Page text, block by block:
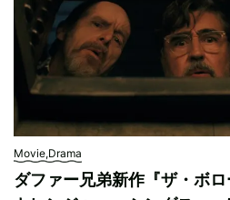
Movie,Drama
ダファー兄弟新作『ザ・ボ